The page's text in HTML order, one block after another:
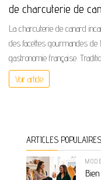
de charcuterie de
La charcuterie de canard
des facettes gourmandes de
gastronomie française.
Voir article
ARTICLES POPULAIRES
MODE